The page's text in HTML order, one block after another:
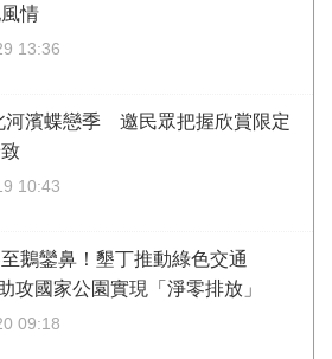
情
13:36
河濱蝶戀季 邀民眾把握欣賞限定
10:43
鵝鑾鼻！墾丁推動綠色交通
攻國家公園實現「淨零排放」
09:18